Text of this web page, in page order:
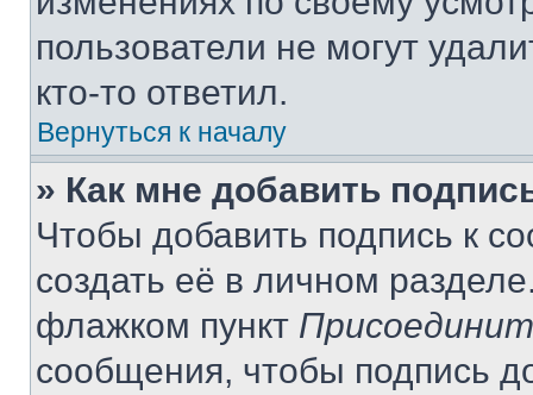
пользователи не могут
кто-то ответил.
Вернуться к началу
» Как мне добавить
Чтобы добавить подпись к
создать её в личном
флажком пункт
сообщения, чтобы подпись